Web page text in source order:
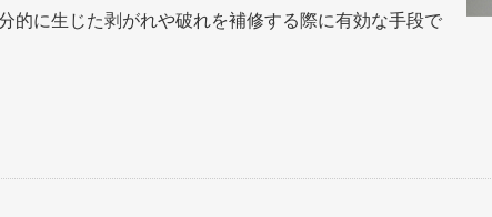
的に生じた剥がれや破れを補修する際に有効な手段で